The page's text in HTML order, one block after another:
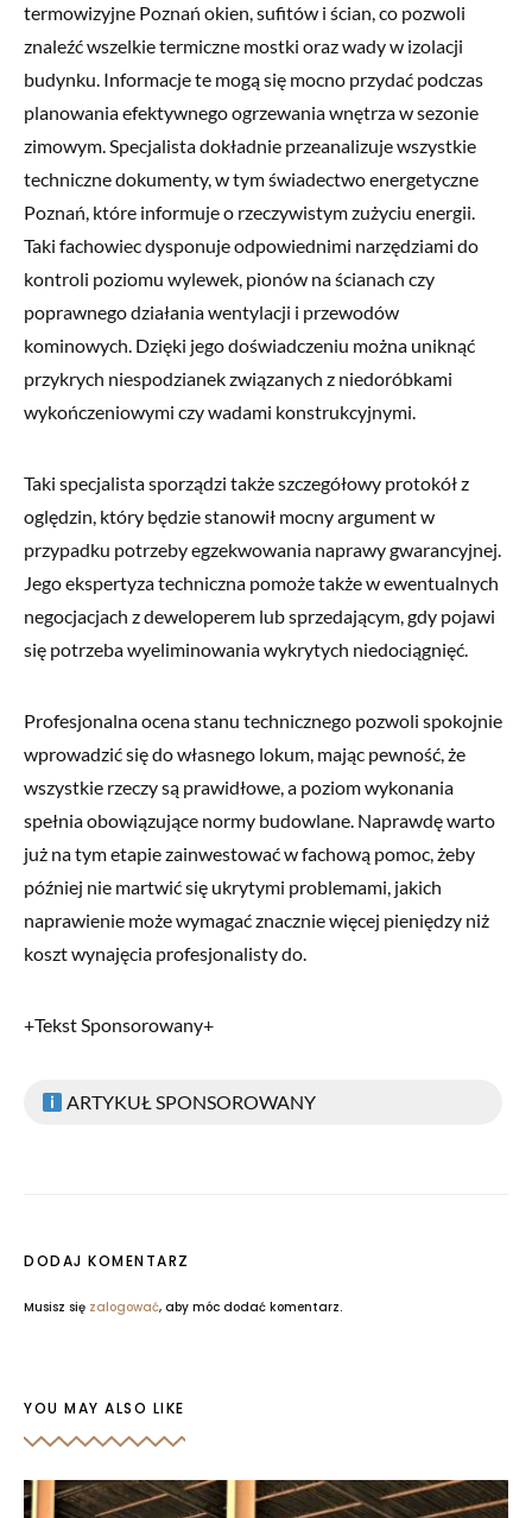
termowizyjne Poznań okien, sufitów i ścian, co pozwoli
znaleźć wszelkie termiczne mostki oraz wady w izolacji
budynku. Informacje te mogą się mocno przydać podczas
planowania efektywnego ogrzewania wnętrza w sezonie
zimowym. Specjalista dokładnie przeanalizuje wszystkie
techniczne dokumenty, w tym świadectwo energetyczne
Poznań, które informuje o rzeczywistym zużyciu energii.
Taki fachowiec dysponuje odpowiednimi narzędziami do
kontroli poziomu wylewek, pionów na ścianach czy
poprawnego działania wentylacji i przewodów
kominowych. Dzięki jego doświadczeniu można uniknąć
przykrych niespodzianek związanych z niedoróbkami
wykończeniowymi czy wadami konstrukcyjnymi.
Taki specjalista sporządzi także szczegółowy protokół z
oględzin, który będzie stanowił mocny argument w
przypadku potrzeby egzekwowania naprawy gwarancyjnej.
Jego ekspertyza techniczna pomoże także w ewentualnych
negocjacjach z deweloperem lub sprzedającym, gdy pojawi
się potrzeba wyeliminowania wykrytych niedociągnięć.
Profesjonalna ocena stanu technicznego pozwoli spokojnie
wprowadzić się do własnego lokum, mając pewność, że
wszystkie rzeczy są prawidłowe, a poziom wykonania
spełnia obowiązujące normy budowlane. Naprawdę warto
już na tym etapie zainwestować w fachową pomoc, żeby
później nie martwić się ukrytymi problemami, jakich
naprawienie może wymagać znacznie więcej pieniędzy niż
koszt wynajęcia profesjonalisty do.
+Tekst Sponsorowany+
ARTYKUŁ SPONSOROWANY
DODAJ KOMENTARZ
Musisz się zalogować, aby móc dodać komentarz.
YOU MAY ALSO LIKE